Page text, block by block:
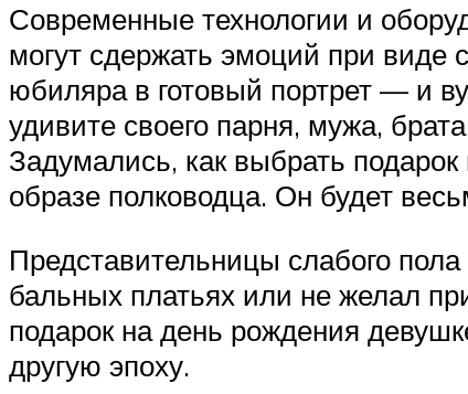
Современные технологии и
могут сдержать эмоций при виде
юбиляра в готовый портрет — и
удивите своего парня, мужа,
Задумались, как выбрать
образе полководца. Он будет
Представительницы слабого
бальных платьях или не желал
подарок на день рождения
другую эпоху.